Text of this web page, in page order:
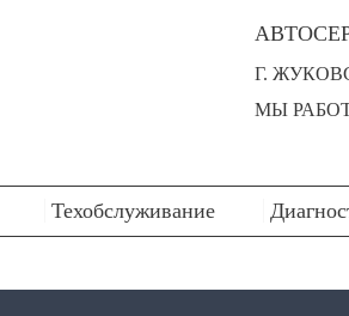
Г.
МЫ
Техобслуживание